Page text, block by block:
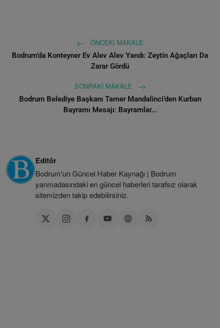
ÖNCEKI MAKALE
Bodrum’da Konteyner Ev Alev Alev Yandı: Zeytin Ağaçları Da
Zarar Gördü
SONRAKI MAKALE
Bodrum Belediye Başkanı Tamer Mandalinci’den Kurban
Bayramı Mesajı: Bayramlar...
Editör
Bodrum'un Güncel Haber Kaynağı | Bodrum
yarımadasındaki en güncel haberleri tarafsız olarak
sitemizden takip edebilirsiniz.